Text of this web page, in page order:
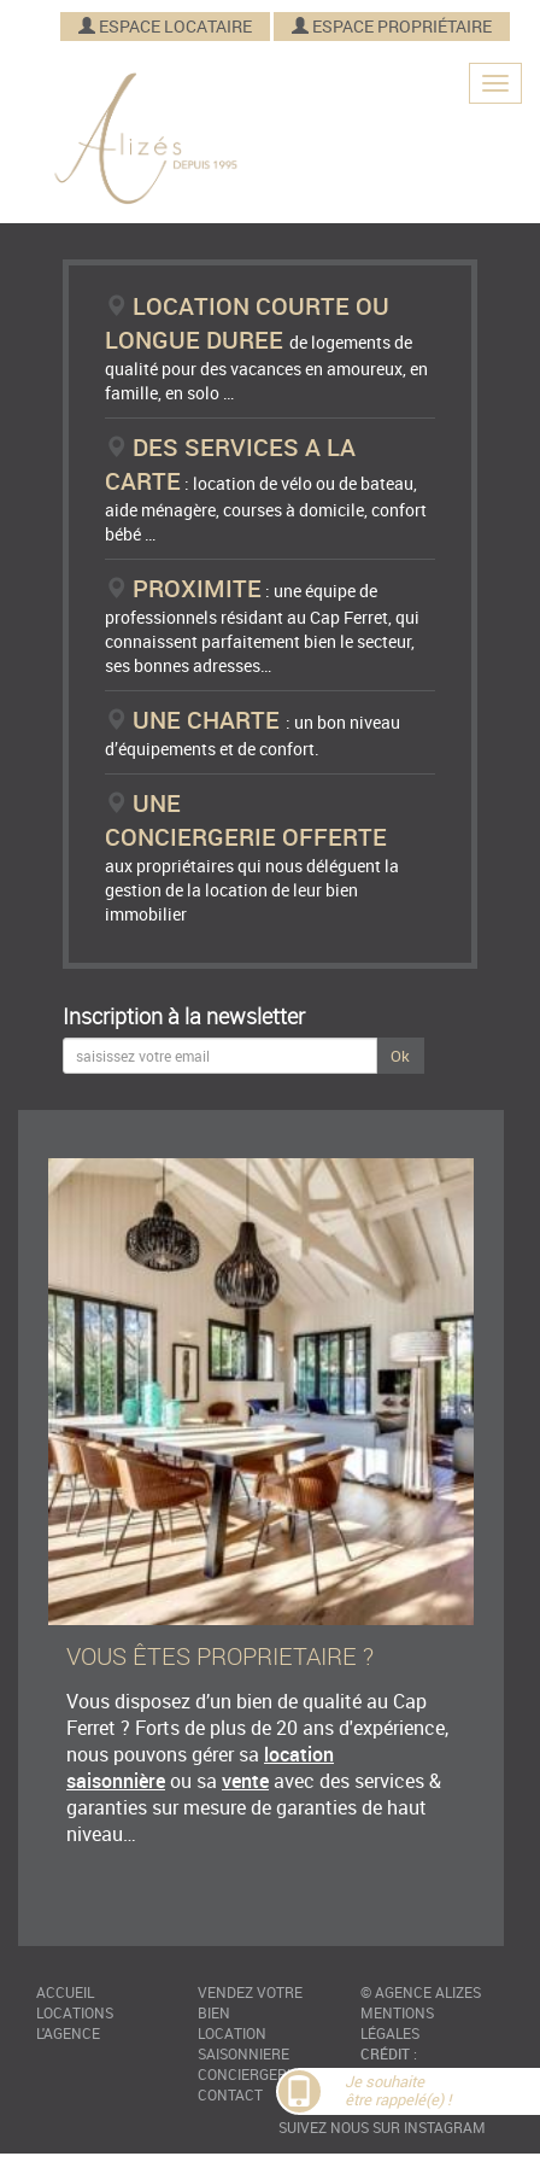
ESPACE LOCATAIRE ESPACE PROPRIÉTAIRE
LOCATION COURTE OU
LONGUE DUREEde logements de
qualité pour des vacances en amoureux, en
famille, en solo …
DES SERVICES A LA
CARTE : location de vélo ou de bateau,
aide ménagère, courses à domicile, confort
bébé …
PROXIMITE : une équipe de
professionnels résidant au Cap Ferret, qui
connaissent parfaitement bien le secteur,
ses bonnes adresses…
UNE CHARTE : un bon niveau
d’équipements et de confort.
UNE
CONCIERGERIE OFFERTE
aux propriétaires qui nous déléguent la
gestion de la location de leur bien
immobilier
Inscription à la newsletter
Ok
VOUS ÊTES PROPRIETAIRE ?
Vous disposez d’un bien de qualité au Cap
Ferret ? Forts de plus de 20 ans d'expérience,
nous pouvons gérer sa location
saisonnièreou sa vente avec des services &
garanties sur mesure de garanties de haut
niveau…
ACCUEIL
LOCATIONS
L'AGENCE
VENDEZ VOTRE
BIEN
LOCATION
SAISONNIERE
CONCIERGERIE
CONTACT
©AGENCE ALIZES
MENTIONS
LÉGALES
CRÉDIT:
ADELYSNET.FR
SUIVEZ NOUS SUR INSTAGRAM
Je souhaite
être rappelé(e) !